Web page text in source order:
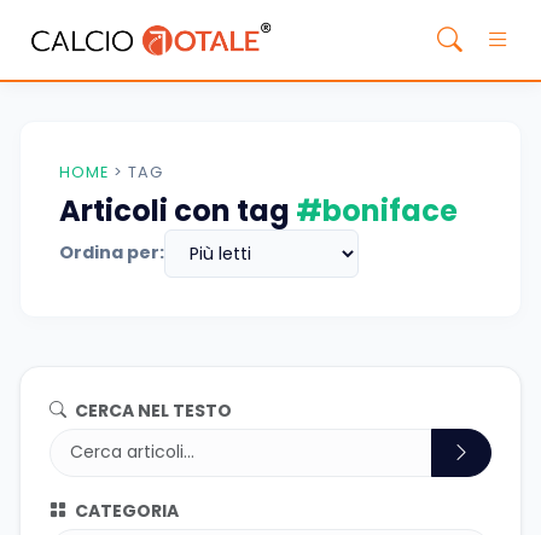
HOME > TAG
Articoli con tag #boniface
Ordina per:
CERCA NEL TESTO
CATEGORIA